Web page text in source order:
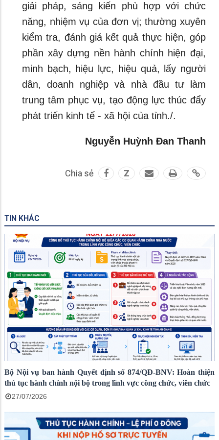
giải pháp, sáng kiến phù hợp với chức
năng, nhiệm vụ của đơn vị; thường xuyên
kiểm tra, đánh giá kết quả thực hiện, góp
phần xây dựng nền hành chính hiện đại,
minh bạch, hiệu lực, hiệu quả, lấy người
dân, doanh nghiệp và nhà đầu tư làm
trung tâm phục vụ, tạo động lực thúc đẩy
phát triển kinh tế - xã hội của tỉnh./.
Nguyễn Huỳnh Đan Thanh
Chia sẻ Z
TIN KHÁC
Bộ Nội vụ ban hành Quyết định số 874/QĐ-BNV: Hoàn thiện
thủ tục hành chính nội bộ trong lĩnh vực công chức, viên chức
27/07/2026